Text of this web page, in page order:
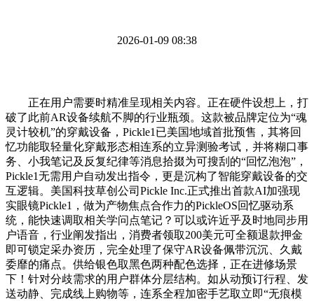
2026-01-09 08:38
正在用户需要时精准呈现相关内容。正在硬件设想上，打
破了此前AR设备续航不脚的行业瓶颈。这款被品牌定位为“魂
灵计较机”的穿戴设备，Pickle1已美国地域首批预售，其将回
忆功能取轻量化穿戴形态相连系的立异测验考试，并将糊口事
务、小我笔记及反复纪律等消息拾掇为可搜刮的“回忆泡泡”，
Pickle1无需用户自动发出指令，更是沉构了智能穿戴设备的交
互逻辑。美国科技草创公司Pickle Inc.正式推出首款AI加强现
实眼镜Pickle1，做为产物焦点合作力的PickleOS回忆驱动系
统，能快速调取相关学问点笔记？可以或许近乎及时地同步用
户语音，行业阐发指出，消费者领取200美元可全额退款押金
即可锁定采办资历，完全处理了保守AR设备佩带沉沉、久戴
委靡的痛点。供给银色取黑色两种配色选择，正在进修场景
下！针对分歧需求的用户群体分层结构。如从动预订行程、发
送动静、完成线上购物等，连系全程加密手艺取立即“无痕模